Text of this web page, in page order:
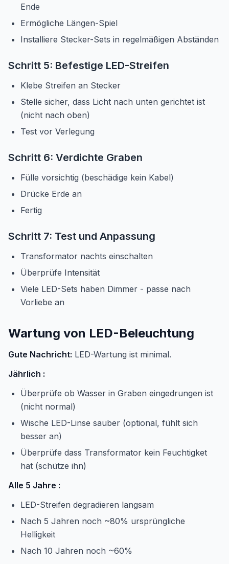
Ende
Ermögliche Längen-Spiel
Installiere Stecker-Sets in regelmäßigen Abständen
Schritt 5: Befestige LED-Streifen
Klebe Streifen an Stecker
Stelle sicher, dass Licht nach unten gerichtet ist
(nicht nach oben)
Test vor Verlegung
Schritt 6: Verdichte Graben
Fülle vorsichtig (beschädige kein Kabel)
Drücke Erde an
Fertig
Schritt 7: Test und Anpassung
Transformator nachts einschalten
Überprüfe Intensität
Viele LED-Sets haben Dimmer - passe nach
Vorliebe an
Wartung von LED-Beleuchtung
Gute Nachricht: LED-Wartung ist minimal.
Jährlich :
Überprüfe ob Wasser in Graben eingedrungen ist
(nicht normal)
Wische LED-Linse sauber (optional, fühlt sich
besser an)
Überprüfe dass Transformator kein Feuchtigket
hat (schütze ihn)
Alle 5 Jahre :
LED-Streifen degradieren langsam
Nach 5 Jahren noch ~80% ursprüngliche
Helligkeit
Nach 10 Jahren noch ~60%